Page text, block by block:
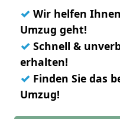
✓ Wir helfen
Umzug geht!
✓ Schnell &
erhalten!
✓ Finden Sie das
Umzug!